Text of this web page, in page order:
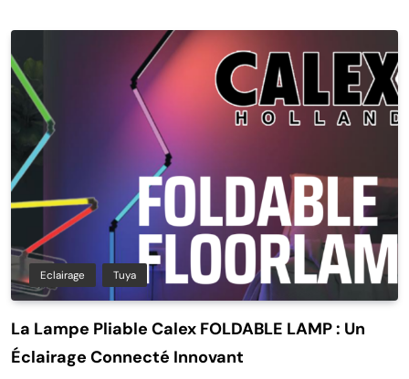
Eclairage Tuya
La Lampe Pliable Calex FOLDABLE LAMP : Un
Éclairage Connecté Innovant